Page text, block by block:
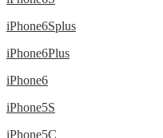
iPhone6Splus
iPhone6Plus
iPhone6
iPhone5S
iPhone5C